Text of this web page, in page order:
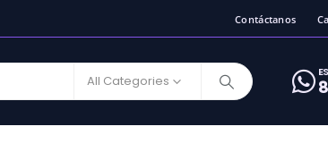
Contáctanos
All Categories